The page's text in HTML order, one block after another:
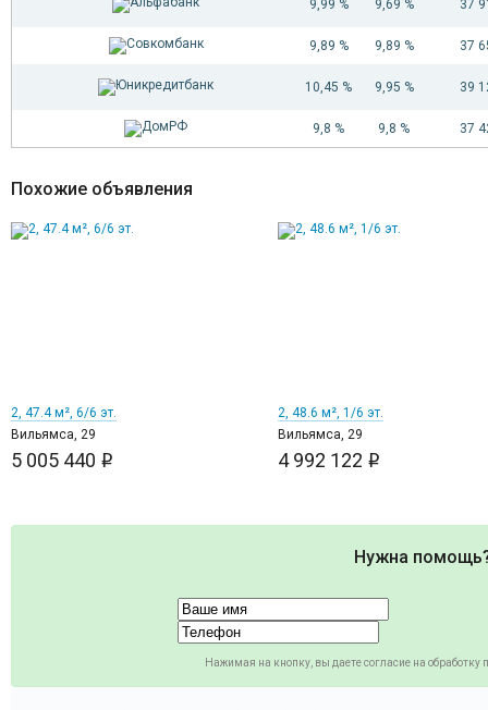
9,99 % 9,69 % 37
9,89 % 9,89 % 37
10,45 % 9,95 % 39
9,8 % 9,8 % 37
Похожие объявления
2, 47.4 м², 6/6 эт.
Вильямса, 29
5 005 440 i
2, 48.6 м², 1/6 эт.
Вильямса, 29
4 992 122 i
Нужна
Нажимая на кнопку, вы даете согласие на